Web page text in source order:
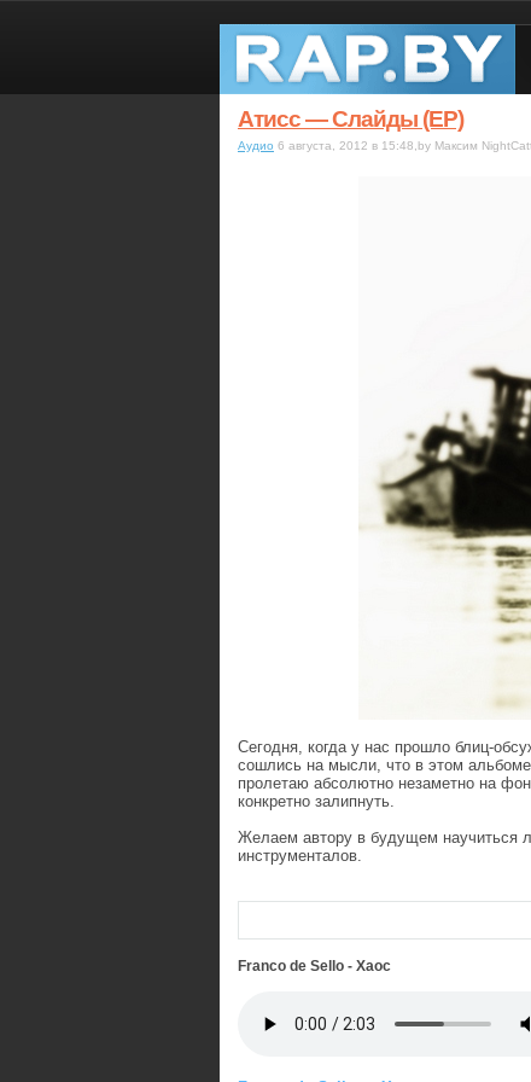
Атисс — Слайды (EP)
Аудио 6 августа, 2012 в 15:48,by Максим
Сегодня, когда у нас прошло блиц-
сошлись на мысли, что в этом
пролетаю абсолютно незаметно на
конкретно залипнуть.
Желаем автору в будущем научиться
инструменталов.
Franco de Sello - Хаос